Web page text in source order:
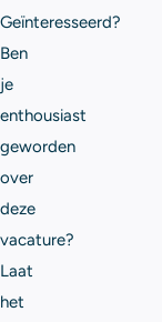
Geïnteresseerd?
Ben
je
enthousiast
geworden
over
deze
vacature?
Laat
het